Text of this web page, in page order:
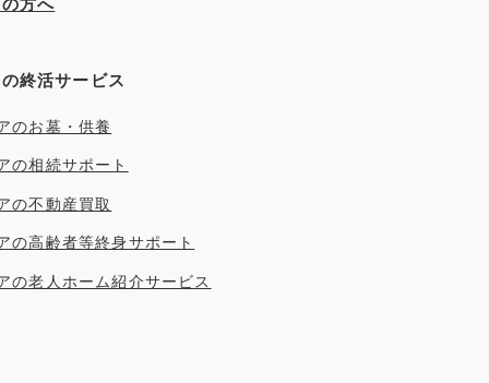
方へ
終活サービス
のお墓・供養
の相続サポート
の不動産買取
の高齢者等終身サポート
の老人ホーム紹介サービス